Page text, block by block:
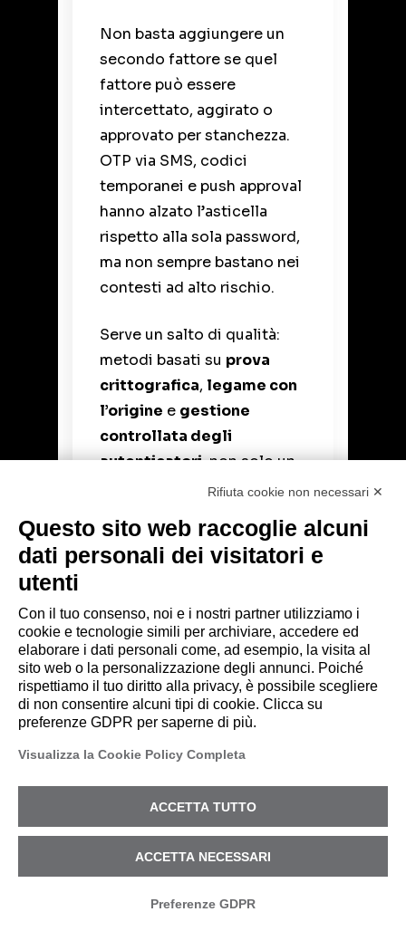
Non basta aggiungere un
secondo fattore se quel
fattore può essere
intercettato, aggirato o
approvato per stanchezza.
OTP via SMS, codici
temporanei e push approval
hanno alzato l’asticella
rispetto alla sola password,
ma non sempre bastano nei
contesti ad alto rischio.
Serve un salto di qualità:
metodi basati su prova
crittografica, legame con
l’origine e gestione
controllata degli
autenticatori, non solo un
passaggio in più nel flusso
In Europa, questo
un quadro normativo più
ampio.NIS2, GDPR e DORA
non impongono l'adozione
del passwordless, ma
richiedono controlli di
sicurezza adeguati al
rischio, efficaci, verificabili
e governabili nel tempo. In
questo contesto, anche il
principio di accountability
previsto dal GDPR assume
dichiarare che un accesso è
Rifiuta cookie non necessari ✕
Questo sito web raccoglie alcuni
dati personali dei visitatori e
utenti
Con il tuo consenso, noi e i nostri partner utilizziamo i
cookie e tecnologie simili per archiviare, accedere ed
elaborare i dati personali come, ad esempio, la visita al
sito web o la personalizzazione degli annunci. Poiché
rispettiamo il tuo diritto alla privacy, è possibile scegliere
di non consentire alcuni tipi di cookie. Clicca su
preferenze GDPR per saperne di più.
Visualizza la Cookie Policy Completa
ACCETTA TUTTO
ACCETTA NECESSARI
Preferenze GDPR